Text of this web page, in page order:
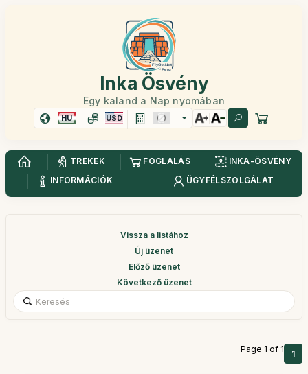
Inka Ösvény
Egy kaland a Nap nyomában
HU USD
TREKEK FOGLALÁS
INKA-ÖSVÉNY
INFORMÁCIÓK
ÜGYFÉLSZOLGÁLAT
Vissza a listához
Új üzenet
Előző üzenet
Következő üzenet
Page 1 of 1 1